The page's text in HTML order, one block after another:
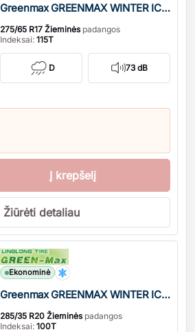
Greenmax GREENMAX WINTER ICE I-15 SUV DOT22
275/65 R17 Žieminėspadangos
Indeksai: 115T
D 73 dB
Į krepšelį
Žiūrėti detaliau
Ekonominė
Greenmax GREENMAX WINTER ICE I-15 SUV DOT22
285/35 R20 Žieminėspadangos
Indeksai: 100T